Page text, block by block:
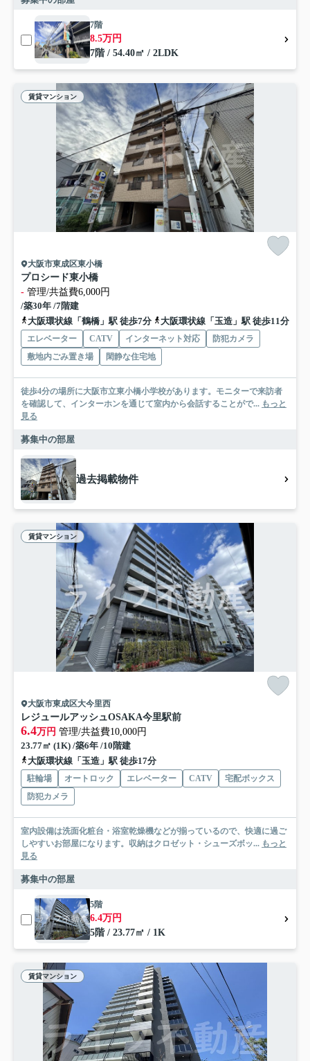
7階
8.5万円
7階 / 54.40㎡ / 2LDK
賃貸マンション
大阪市東成区東小橋
プロシード東小橋
- 管理/共益費6,000円
/築30年 /7階建
大阪環状線「鶴橋」駅 徒歩7分
大阪環状線「玉造」駅 徒歩11分
エレベーター CATV インターネット対応
防犯カメラ
敷地内ごみ置き場
閑静な住宅地
徒歩4分の場所に大阪市立東小橋小学校があります。モニターで来訪者
を確認して、インターホンを通じて室内から会話することがで... もっと
見る
募集中の部屋
過去掲載物件
賃貸マンション
大阪市東成区大今里西
レジュールアッシュOSAKA今里駅前
6.4万円 管理/共益費10,000円
23.77㎡ (1K) /築6年 /10階建
大阪環状線「玉造」駅 徒歩17分
駐輪場 オートロック エレベーター CATV
宅配ボックス
防犯カメラ
室内設備は洗面化粧台・浴室乾燥機などが揃っているので、快適に過ご
しやすいお部屋になります。収納はクロゼット・シューズボッ... もっと
見る
募集中の部屋
5階
6.4万円
5階 / 23.77㎡ / 1K
賃貸マンション